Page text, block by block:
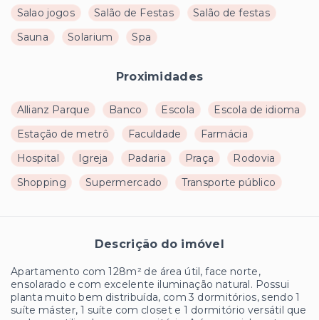
Salao jogos
Salão de Festas
Salão de festas
Sauna
Solarium Spa
Proximidades
Allianz Parque Banco Escola
Escola de idioma
Estação de metrô
Faculdade
Farmácia
Hospital
Igreja Padaria Praça
Rodovia
Shopping
Supermercado Transporte público
Descrição do imóvel
Apartamento com 128m² de área útil, face norte,
ensolarado e com excelente iluminação natural. Possui
planta muito bem distribuída, com 3 dormitórios, sendo 1
suíte máster, 1 suíte com closet e 1 dormitório versátil que